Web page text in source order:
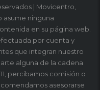
| Movicentro,
asume ninguna
en su página web.
por cuenta y
que integran nuestro
alguna de la cadena
percibamos comisión o
asesorarse